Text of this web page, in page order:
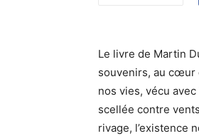
Le livre de Martin
souvenirs, au cœur
nos vies, vécu
scellée contre
rivage, l’existence